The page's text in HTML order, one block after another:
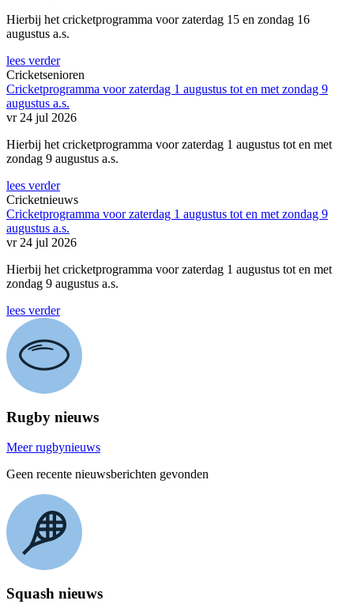
Hierbij het cricketprogramma voor zaterdag 15 en zondag 16
augustus a.s.
lees verder
Cricketsenioren
Cricketprogramma voor zaterdag 1 augustus tot en met zondag 9
augustus a.s.
vr 24 jul 2026
Hierbij het cricketprogramma voor zaterdag 1 augustus tot en met
zondag 9 augustus a.s.
lees verder
Cricketnieuws
Cricketprogramma voor zaterdag 1 augustus tot en met zondag 9
augustus a.s.
vr 24 jul 2026
Hierbij het cricketprogramma voor zaterdag 1 augustus tot en met
zondag 9 augustus a.s.
lees verder
Rugby nieuws
Meer rugbynieuws
Geen recente nieuwsberichten gevonden
Squash nieuws